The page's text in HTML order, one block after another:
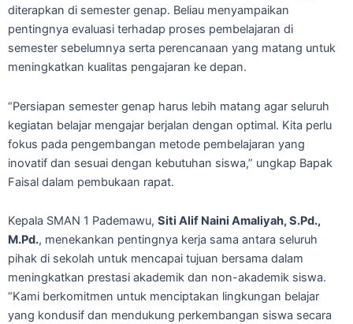
diterapkan di semester genap. Beliau menyampaikan
pentingnya evaluasi terhadap proses pembelajaran di
semester sebelumnya serta perencanaan yang matang untuk
meningkatkan kualitas pengajaran ke depan.
“Persiapan semester genap harus lebih matang agar seluruh
kegiatan belajar mengajar berjalan dengan optimal. Kita perlu
fokus pada pengembangan metode pembelajaran yang
inovatif dan sesuai dengan kebutuhan siswa,” ungkap Bapak
Faisal dalam pembukaan rapat.
Kepala SMAN 1 Pademawu, Siti Alif Naini Amaliyah, S.Pd.,
M.Pd., menekankan pentingnya kerja sama antara seluruh
pihak di sekolah untuk mencapai tujuan bersama dalam
meningkatkan prestasi akademik dan non-akademik siswa.
“Kami berkomitmen untuk menciptakan lingkungan belajar
yang kondusif dan mendukung perkembangan siswa secara